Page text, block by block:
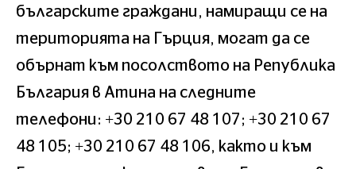
българските граждани, намиращи се на
територията на Гърция, могат да се
обърнат към посолството на Република
България в Атина на следните
телефони: +30 210 67 48 107; +30 210 67
48 105; +30 210 67 48 106, както и към